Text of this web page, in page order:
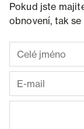
Pokud jste
obnovení, tak